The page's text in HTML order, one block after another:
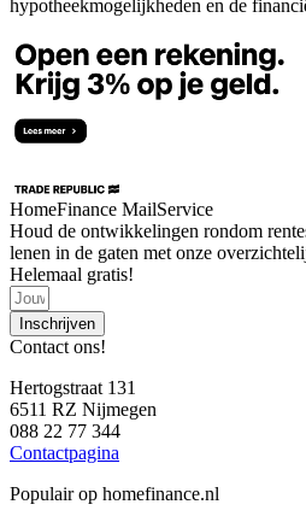
hypotheekmogelijkheden en de
HomeFinance MailService
Houd de ontwikkelingen rondom
lenen in de gaten met onze
Helemaal gratis!
Inschrijven
Contact ons!
Hertogstraat 131
6511 RZ Nijmegen
088 22 77 344
Contactpagina
Populair op homefinance.nl